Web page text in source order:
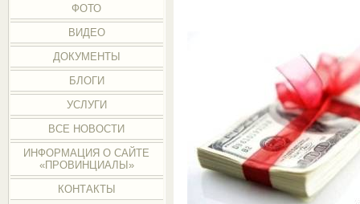
ФОТО
ВИДЕО
ДОКУМЕНТЫ
БЛОГИ
УСЛУГИ
ВСЕ НОВОСТИ
ИНФОРМАЦИЯ О САЙТЕ
«ПРОВИНЦИАЛЫ»
КОНТАКТЫ